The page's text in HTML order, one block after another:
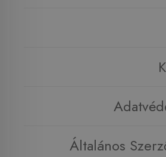
Általános